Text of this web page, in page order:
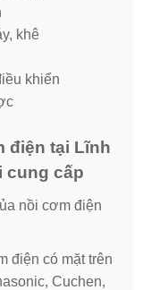
khê
khiển
điện tại Lĩnh
cung cấp
nồi cơm điện
điện có mặt trên
Cuchen,